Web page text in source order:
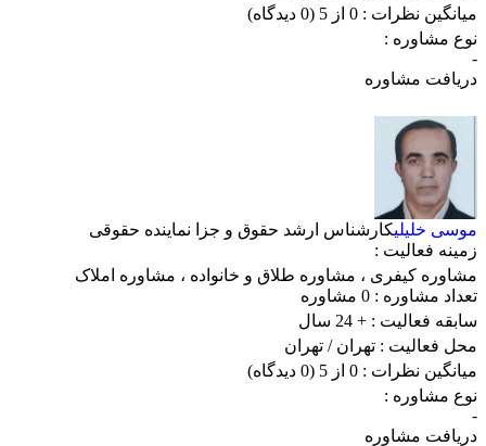
میانگین نظرات : 0 از 5
(0 دیدگاه)
نوع مشاوره :
-
دریافت مشاوره
موسی خلیلیکارشناس ارشد حقوق و جزا نماینده حقوقی
زمینه فعالیت :
مشاوره کیفری ، مشاوره طلاق و خانواده ، مشاوره املاک
تعداد مشاوره : 0 مشاوره
سابقه فعالیت : + 24 سال
محل فعالیت : تهران/ تهران
میانگین نظرات : 0 از 5
(0 دیدگاه)
نوع مشاوره :
-
دریافت مشاوره